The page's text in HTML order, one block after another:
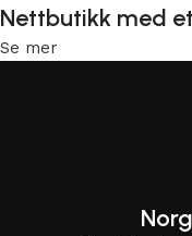
Nettbutikk med
Se mer